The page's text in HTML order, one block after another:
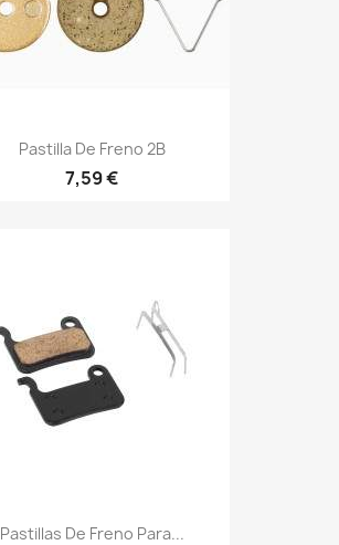
Pastilla De Freno 2B
7,59 €
Pastillas De Freno Para...